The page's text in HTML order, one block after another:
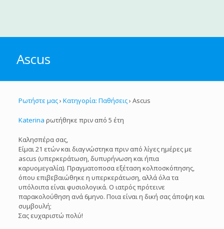
Ascus
Ρωτήστε μας› Κατηγορία: Παθήσεις› Ascus
Katerina ρωτήθηκε πριν από 5 έτη
Καλησπέρα σας,
Είμαι 21 ετών και διαγνώστηκα πριν από λίγες ημέρες με
ascus (υπερκεράτωση, δυπυρήνωση και ήπια
καρυομεγαλία). Πραγματοποσα εξέταση κολποσκόπησης,
όπου επιβεβαιώθηκε η υπερκεράτωση, αλλά όλα τα
υπόλοιπα είναι φυσιολογικά. Ο ιατρός πρότεινε
παρακολούθηση ανά 6μηνο. Ποια είναι η δική σας άποψη και
συμβουλή;
Σας ευχαριστώ πολύ!